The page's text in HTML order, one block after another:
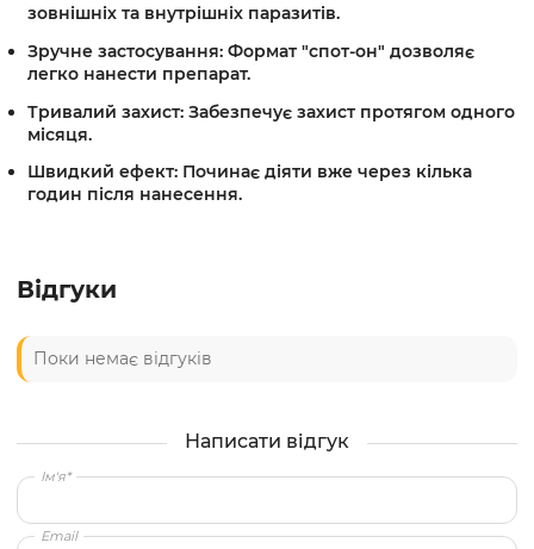
зовнішніх та внутрішніх паразитів.
Зручне застосування: Формат "спот-он" дозволяє
легко нанести препарат.
Тривалий захист: Забезпечує захист протягом одного
місяця.
Швидкий ефект: Починає діяти вже через кілька
годин після нанесення.
Відгуки
Поки немає відгуків
Написати відгук
Ім'я*
Email